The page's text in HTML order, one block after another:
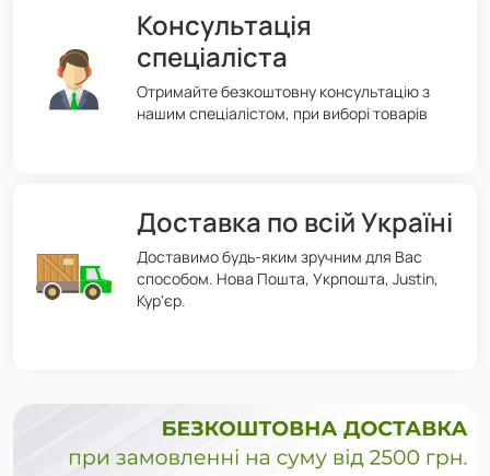
Консультація
спеціаліста
Отримайте безкоштовну консультацію з
нашим спеціалістом, при виборі товарів
Доставка по всій Україні
Доставимо будь-яким зручним для Вас
способом. Нова Пошта, Укрпошта, Justin,
Кур'єр.